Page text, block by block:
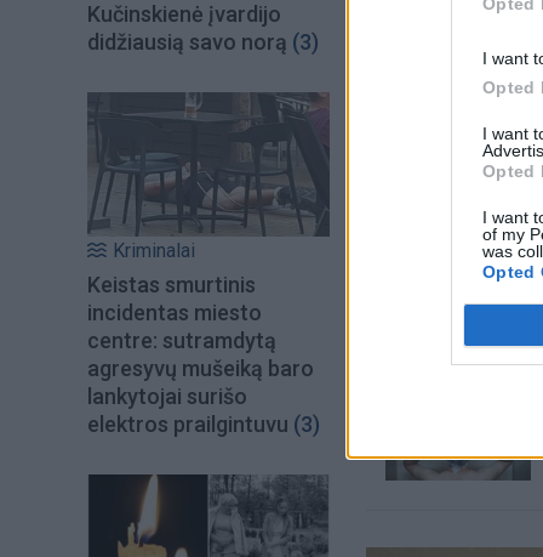
I want
Opted
I want
Opted
I want
of my
was
Opted
Kučinskienė įvardijo
didžiausią savo norą (3)
Kriminalai
Keistas smurtinis
incidentas miesto
centre: sutramdytą
agresyvų mušeiką baro
lankytojai surišo
elektros prailgintuvu (3)
Šiuo metu